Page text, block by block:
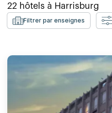
22 hôtels à Harrisburg
Filtrer par enseignes